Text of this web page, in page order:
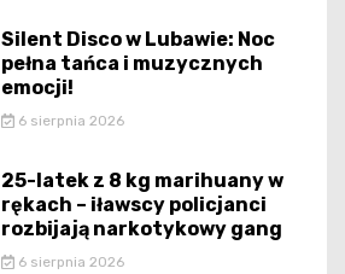
Silent Disco w Lubawie: Noc
pełna tańca i muzycznych
emocji!
6 sierpnia 2026
25-latek z 8 kg marihuany w
rękach – iławscy policjanci
rozbijają narkotykowy gang
6 sierpnia 2026